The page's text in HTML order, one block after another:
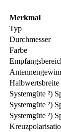
Merkmal
Typ
Durchmesser
Farbe
Halbwertsbreite
Systemgüte ²)
Systemgüte ²)
Systemgüte ²)